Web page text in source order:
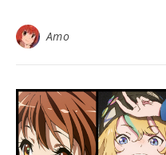
Amo